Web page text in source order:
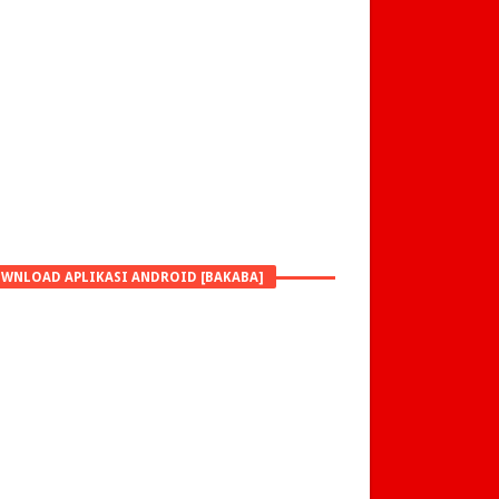
APLIKASI ANDROID [BAKABA]